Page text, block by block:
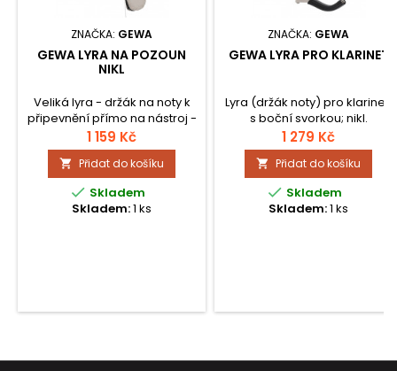
ZNAČKA: GEWA
GEWA LYRA NA POZOUN
NIKL
Veliká lyra - držák na noty k
připevnění přímo na nástroj -
pozoun.
1 159 Kč
 Přidat do košíku
 Skladem
Skladem:1 ks
ZNAČKA: GEWA
GEWA LYRA PRO KLARINET
Lyra (držák noty) pro klarinet,
s boční svorkou; nikl.
1 279 Kč
 Přidat do košíku
 Skladem
Skladem:1 ks